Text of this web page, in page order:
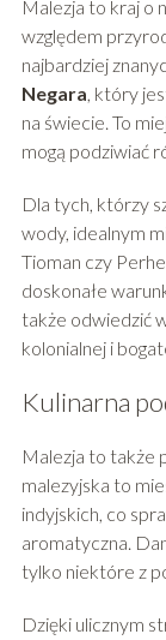
Malezja to kraj o
względem
najbardziej
Negara, który
na świecie. To
mogą podziwiać
Dla tych, którzy
wody, idealnym
Tioman czy
doskonałe
także odwiedzić
kolonialnej i
Kulinarna
Malezja to także
malezyjska to
indyjskich, co
aromatyczna.
tylko niektóre z
Dzięki ulicznym